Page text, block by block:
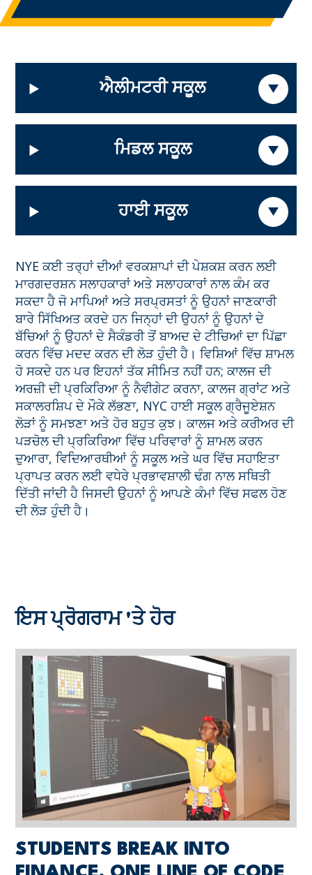
ਐਲੀਮਟਰੀ ਸਕੂਲ
ਮਿਡਲ ਸਕੂਲ
ਹਾਈ ਸਕੂਲ
NYE ਕਈ ਤਰ੍ਹਾਂ ਦੀਆਂ ਵਰਕਸ਼ਾਪਾਂ ਦੀ ਪੇਸ਼ਕਸ਼ ਕਰਨ ਲਈ
ਮਾਰਗਦਰਸ਼ਨ ਸਲਾਹਕਾਰਾਂ ਅਤੇ ਸਲਾਹਕਾਰਾਂ ਨਾਲ ਕੰਮ ਕਰ
ਸਕਦਾ ਹੈ ਜੋ ਮਾਪਿਆਂ ਅਤੇ ਸਰਪ੍ਰਸਤਾਂ ਨੂੰ ਉਹਨਾਂ ਜਾਣਕਾਰੀ
ਬਾਰੇ ਸਿੱਖਿਅਤ ਕਰਦੇ ਹਨ ਜਿਨ੍ਹਾਂ ਦੀ ਉਹਨਾਂ ਨੂੰ ਉਹਨਾਂ ਦੇ
ਬੱਚਿਆਂ ਨੂੰ ਉਹਨਾਂ ਦੇ ਸੈਕੰਡਰੀ ਤੋਂ ਬਾਅਦ ਦੇ ਟੀਚਿਆਂ ਦਾ ਪਿੱਛਾ
ਕਰਨ ਵਿੱਚ ਮਦਦ ਕਰਨ ਦੀ ਲੋੜ ਹੁੰਦੀ ਹੈ। ਵਿਸ਼ਿਆਂ ਵਿੱਚ ਸ਼ਾਮਲ
ਹੋ ਸਕਦੇ ਹਨ ਪਰ ਇਹਨਾਂ ਤੱਕ ਸੀਮਿਤ ਨਹੀਂ ਹਨ; ਕਾਲਜ ਦੀ
ਅਰਜ਼ੀ ਦੀ ਪ੍ਰਕਿਰਿਆ ਨੂੰ ਨੈਵੀਗੇਟ ਕਰਨਾ, ਕਾਲਜ ਗ੍ਰਾਂਟ ਅਤੇ
ਸਕਾਲਰਸ਼ਿਪ ਦੇ ਮੌਕੇ ਲੱਭਣਾ, NYC ਹਾਈ ਸਕੂਲ ਗ੍ਰੈਜੂਏਸ਼ਨ
ਲੋੜਾਂ ਨੂੰ ਸਮਝਣਾ ਅਤੇ ਹੋਰ ਬਹੁਤ ਕੁਝ। ਕਾਲਜ ਅਤੇ ਕਰੀਅਰ ਦੀ
ਪੜਚੋਲ ਦੀ ਪ੍ਰਕਿਰਿਆ ਵਿੱਚ ਪਰਿਵਾਰਾਂ ਨੂੰ ਸ਼ਾਮਲ ਕਰਨ
ਦੁਆਰਾ, ਵਿਦਿਆਰਥੀਆਂ ਨੂੰ ਸਕੂਲ ਅਤੇ ਘਰ ਵਿੱਚ ਸਹਾਇਤਾ
ਪ੍ਰਾਪਤ ਕਰਨ ਲਈ ਵਧੇਰੇ ਪ੍ਰਭਾਵਸ਼ਾਲੀ ਢੰਗ ਨਾਲ ਸਥਿਤੀ
ਦਿੱਤੀ ਜਾਂਦੀ ਹੈ ਜਿਸਦੀ ਉਹਨਾਂ ਨੂੰ ਆਪਣੇ ਕੰਮਾਂ ਵਿੱਚ ਸਫਲ ਹੋਣ
ਦੀ ਲੋੜ ਹੁੰਦੀ ਹੈ।
ਇਸ ਪ੍ਰੋਗਰਾਮ 'ਤੇ ਹੋਰ
STUDENTS BREAK INTO